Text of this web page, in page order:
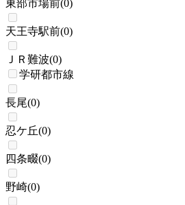
東部市場前(0)
天王寺駅前(0)
ＪＲ難波(0)
学研都市線
長尾(0)
忍ケ丘(0)
四条畷(0)
野崎(0)